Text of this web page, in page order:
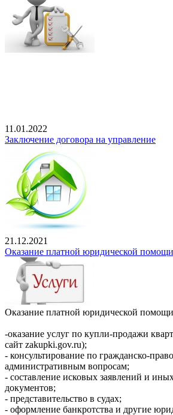
11.01.2022
Заключение договора на управление
21.12.2021
Оказание платной юридической
Оказание платной юридической
-оказание услуг по купли-продажи
сайт zakupki.gov.ru);
- консультирование по гражданско-
административным вопросам;
- составление исковых заявлений и
документов;
- представительство в судах;
- оформление банкротства и другие